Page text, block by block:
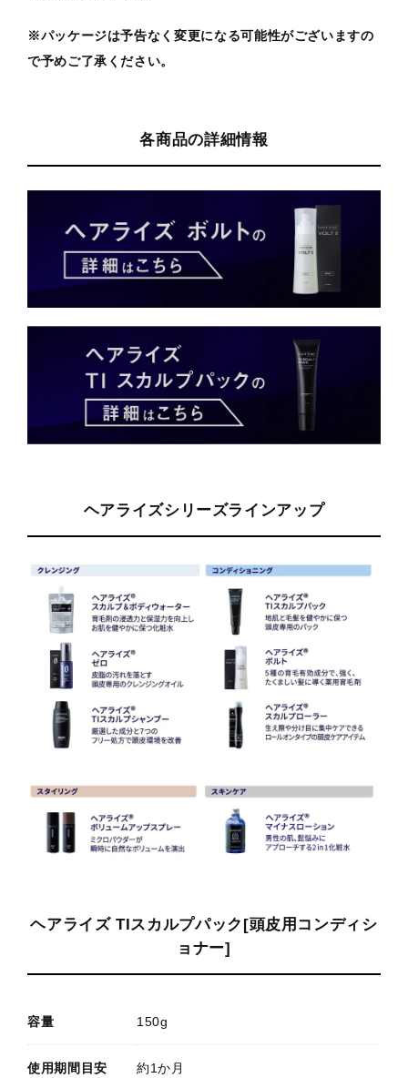
※パッケージは予告なく変更になる可能性がございますの
で予めご了承ください。
各商品の詳細情報
ヘアライズシリーズラインアップ
ヘアライズ TIスカルプパック[頭皮用コンディシ
ョナー]
容量 150g
使用期間目安 約1か月